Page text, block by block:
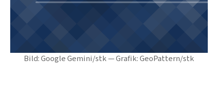
Bild: Google Gemini/stk — Grafik: GeoPattern/stk